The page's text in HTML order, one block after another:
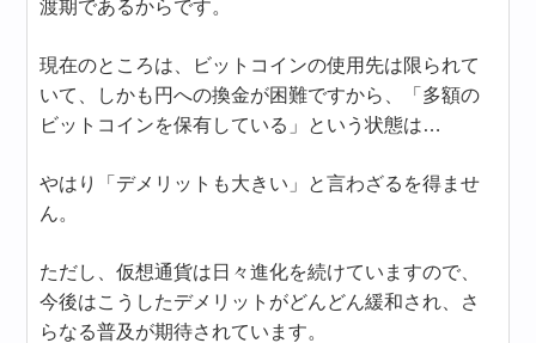
渡期であるからです。
現在のところは、ビットコインの使用先は限られて
いて、しかも円への換金が困難ですから、「多額の
ビットコインを保有している」という状態は…
やはり「デメリットも大きい」と言わざるを得ませ
ん。
ただし、仮想通貨は日々進化を続けていますので、
今後はこうしたデメリットがどんどん緩和され、さ
らなる普及が期待されています。